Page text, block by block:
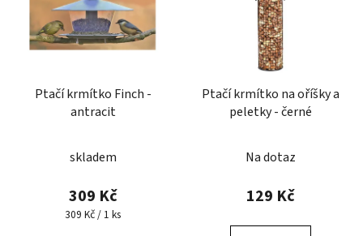
Ptačí krmítko Finch -
antracit
skladem
309 Kč
Měrná
309 Kč / 1 ks
Ptačí krmítko na oříšky a
peletky - černé
Na dotaz
129 Kč